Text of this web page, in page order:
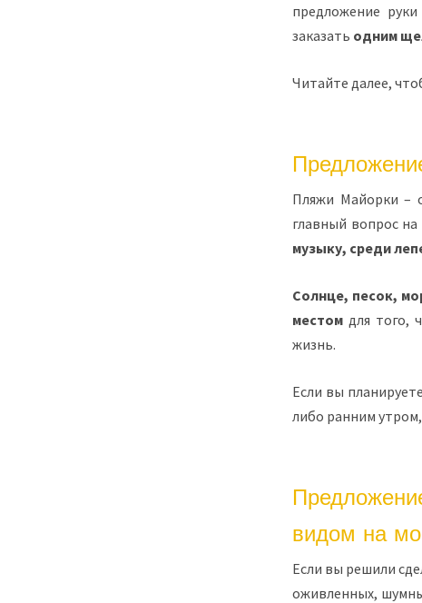
предложение
заказать одним
Читайте далее,
Пляжи Майорки –
главный вопрос
музыку, среди
Солнце, песок,
местом для того,
жизнь.
Если вы
либо ранним
видом на
Если вы решили
оживленных,